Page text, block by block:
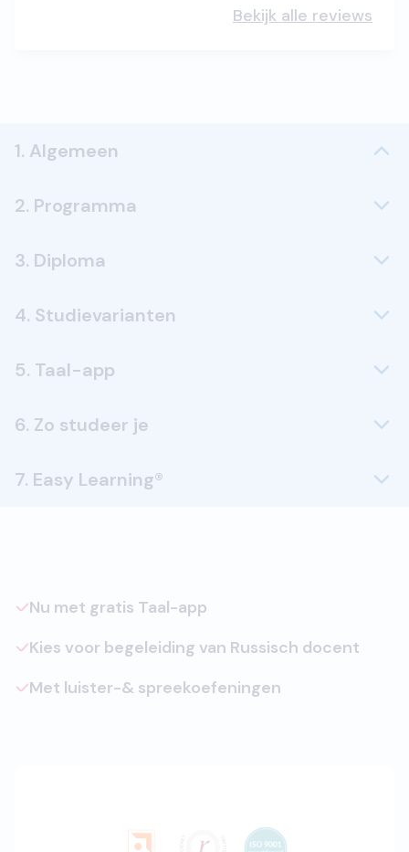
Bekijk alle reviews
1. Algemeen
2. Programma
3. Diploma
4. Studievarianten
5. Taal-app
6. Zo studeer je
7. Easy Learning®
Nu met gratis Taal-app
Kies voor begeleiding van Russisch docent
Met luister-& spreekoefeningen